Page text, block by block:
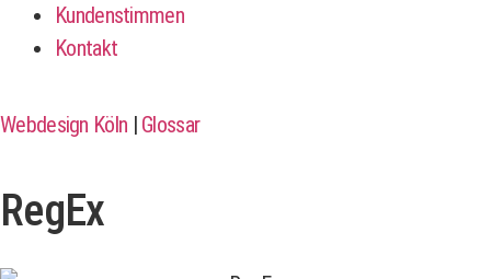
Kundenstimmen
Kontakt
Webdesign Köln | Glossar
RegEx